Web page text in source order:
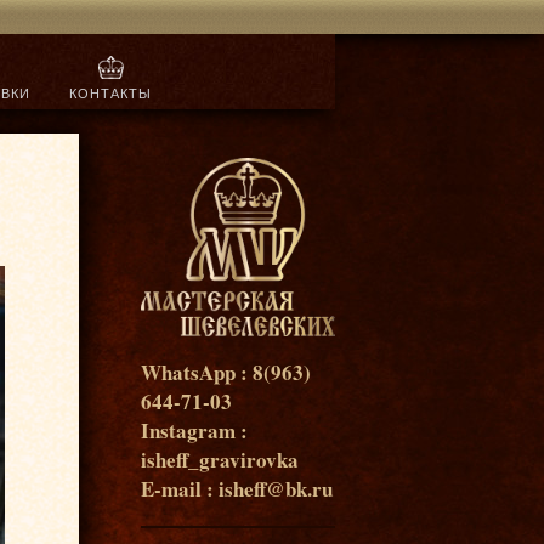
КОНТАКТЫ
WhatsApp : 8(963)
644-71-03
Instagram :
isheff_gravirovka
E-mail : isheff@bk.ru